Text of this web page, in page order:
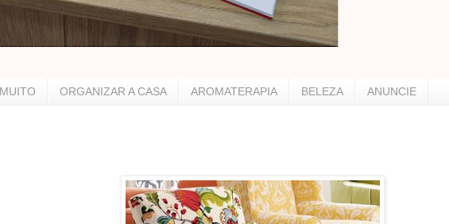
ORGANIZAR A CASA AROMATERAPIA BELEZA ANUNCIE